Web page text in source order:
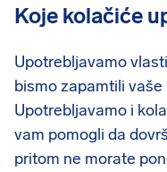
Koje kolačiće
Upotrebljavamo
bismo zapamtili
Upotrebljavamo i
vam pomogli da
pritom ne morate